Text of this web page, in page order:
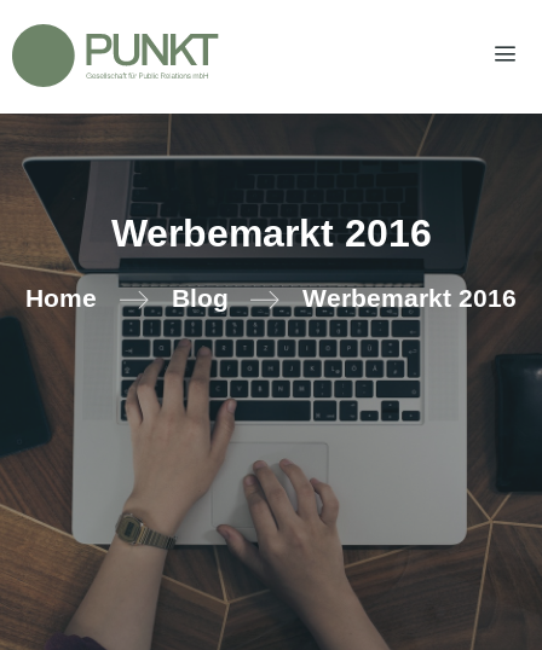
Inhalt
springen
Werbemarkt 2016
Home Blog Werbemarkt 2016